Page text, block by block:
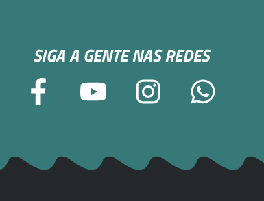
SIGA A GENTE NAS REDES